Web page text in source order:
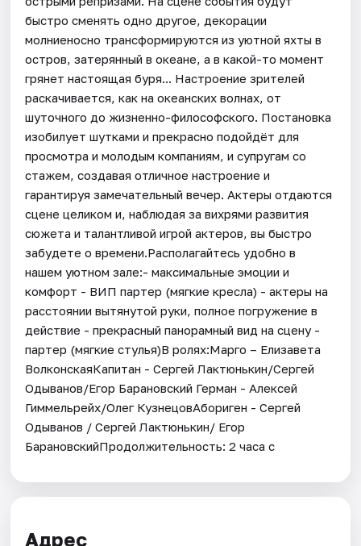
быстро сменять одно другое, декорации
молниеносно трансформируются из уютной яхты в
остров, затерянный в океане, а в какой-то момент
грянет настоящая буря... Настроение зрителей
раскачивается, как на океанских волнах, от
шуточного до жизненно-философского. Постановка
изобилует шутками и прекрасно подойдёт для
просмотра и молодым компаниям, и супругам со
стажем, создавая отличное настроение и
гарантируя замечательный вечер. Актеры отдаются
сцене целиком и, наблюдая за вихрями развития
сюжета и талантливой игрой актеров, вы быстро
забудете о времени.Располагайтесь удобно в
нашем уютном зале:- максимальные эмоции и
комфорт - ВИП партер (мягкие кресла) - актеры на
расстоянии вытянутой руки, полное погружение в
действие - ⁠прекрасный панорамный вид на сцену -
партер (мягкие стулья)В ролях:Марго – Елизавета
ВолконскаяКапитан - Сергей Лактюнькин/Сергей
Одыванов/Егор Барановский Герман - Алексей
Гиммельрейх/Олег КузнецовАбориген - Сергей
Одыванов / Сергей Лактюнькин/ Егор
БарановскийПродолжительность: 2 часа с
Адрес